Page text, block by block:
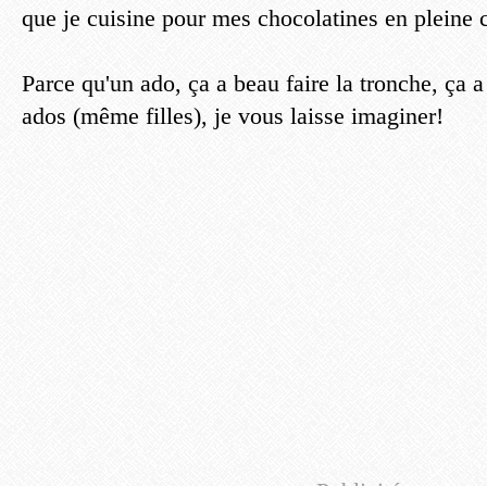
que je cuisine pour mes chocolatines en pleine
Parce qu'un ado, ça a beau faire la tronche, ça
ados (même filles), je vous laisse imaginer!